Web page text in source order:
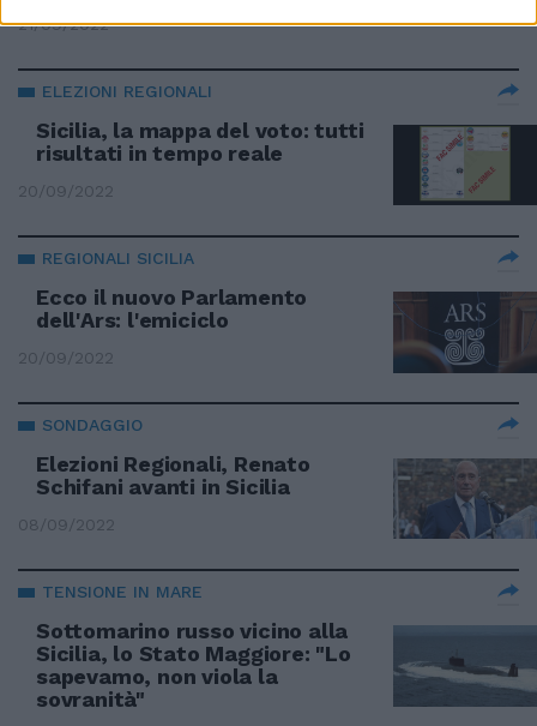
21/09/2022
ELEZIONI REGIONALI
Sicilia, la mappa del voto: tutti
risultati in tempo reale
20/09/2022
REGIONALI SICILIA
Ecco il nuovo Parlamento
dell'Ars: l'emiciclo
20/09/2022
SONDAGGIO
Elezioni Regionali, Renato
Schifani avanti in Sicilia
08/09/2022
TENSIONE IN MARE
Sottomarino russo vicino alla
Sicilia, lo Stato Maggiore: "Lo
sapevamo, non viola la
sovranità"